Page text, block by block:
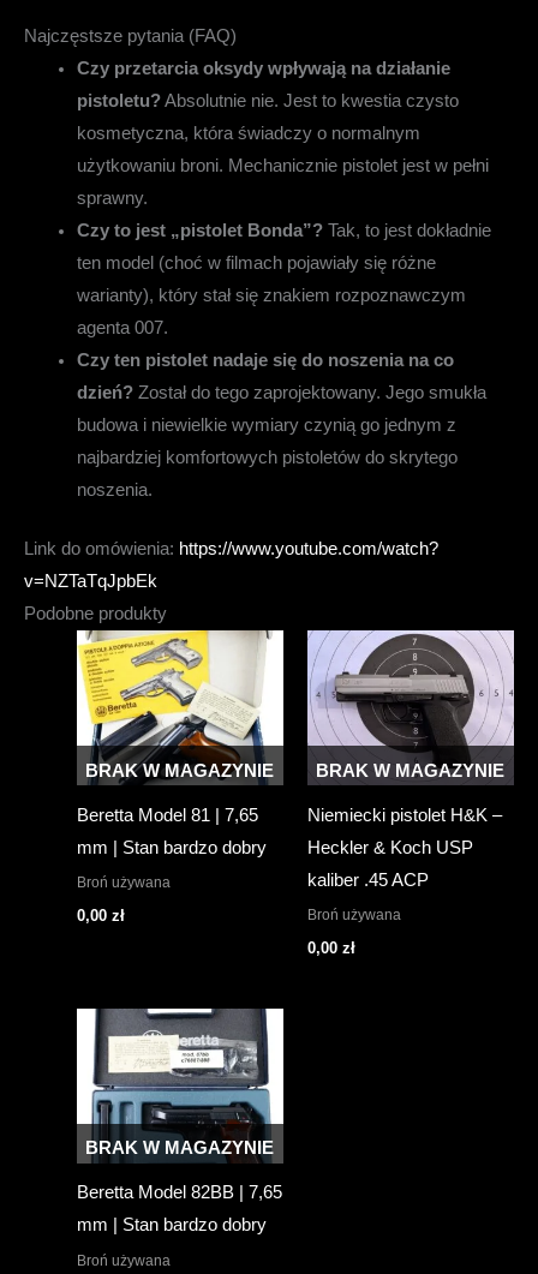
Najczęstsze pytania (FAQ)
Czy przetarcia oksydy wpływają na działanie
pistoletu?Absolutnie nie. Jest to kwestia czysto
kosmetyczna, która świadczy o normalnym
użytkowaniu broni. Mechanicznie pistolet jest w pełni
sprawny.
Czy to jest „pistolet Bonda”?Tak, to jest dokładnie
ten model (choć w filmach pojawiały się różne
warianty), który stał się znakiem rozpoznawczym
agenta 007.
Czy ten pistolet nadaje się do noszenia na co
dzień?Został do tego zaprojektowany. Jego smukła
budowa i niewielkie wymiary czynią go jednym z
najbardziej komfortowych pistoletów do skrytego
noszenia.
Link do omówienia: https://www.youtube.com/watch?
v=NZTaTqJpbEk
Podobne produkty
BRAK W MAGAZYNIE
Beretta Model 81 | 7,65
mm | Stan bardzo dobry
Broń używana
0,00 zł
BRAK W MAGAZYNIE
Niemiecki pistolet H&K –
Heckler & Koch USP
kaliber .45 ACP
Broń używana
0,00 zł
BRAK W MAGAZYNIE
Beretta Model 82BB | 7,65
mm | Stan bardzo dobry
Broń używana